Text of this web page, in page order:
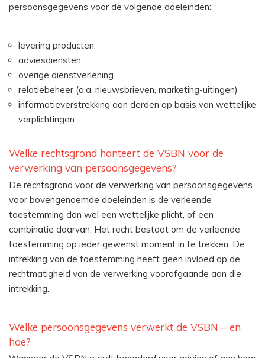
persoonsgegevens voor de volgende doeleinden:
levering producten,
adviesdiensten
overige dienstverlening
relatiebeheer (o.a. nieuwsbrieven, marketing-uitingen)
informatieverstrekking aan derden op basis van wettelijke
verplichtingen
Welke rechtsgrond hanteert de VSBN voor de
verwerking van persoonsgegevens?
De rechtsgrond voor de verwerking van persoonsgegevens
voor bovengenoemde doeleinden is de verleende
toestemming dan wel een wettelijke plicht, of een
combinatie daarvan. Het recht bestaat om de verleende
toestemming op ieder gewenst moment in te trekken. De
intrekking van de toestemming heeft geen invloed op de
rechtmatigheid van de verwerking voorafgaande aan die
intrekking.
Welke persoonsgegevens verwerkt de VSBN – en
hoe?